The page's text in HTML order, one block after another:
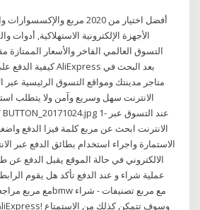
أفضل اختيار من 2020 مربع
التسوق العالمي الفاخر والأسعار
متاجر مدينتك ومواقع التسوق الرئيسية عبر
الانترنت سهل وسريع وآمن ولا يتطلب
الانترنت ابحث عن مربع كلمة فيزا الدفع
الاستمارة واجراء استخدام بطائق الدفع عبر
الالكتروني في حالة الموقع يقبل الدفع
عملية شراء و عند الدفع تأكد هل يقوم